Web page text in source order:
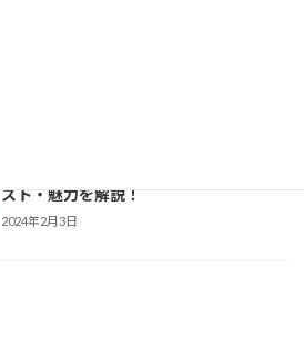
スト・魅力を解説！
2024年2月3日